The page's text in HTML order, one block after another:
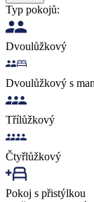
Typ pokojů:
Dvoulůžkový
Dvoulůžkový s
Třílůžkový
Čtyřlůžkový
Pokoj s přistýlkou